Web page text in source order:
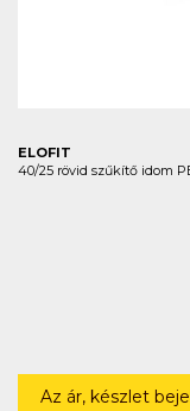
ELOFIT
40/25 rövid szűkítő idom
Az ár, készlet